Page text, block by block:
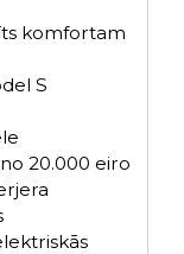
komfortam
S
20.000 eiro